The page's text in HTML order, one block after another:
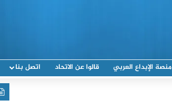
منصة الإبداع العربي قالوا عن الاتحاد اتصل بنا